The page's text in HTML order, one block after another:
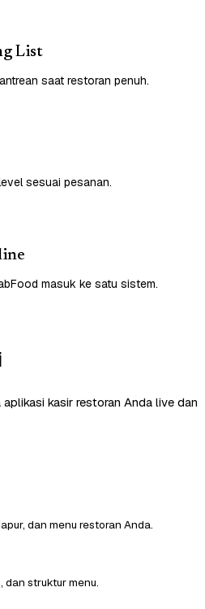
List
saat restoran penuh.
sesuai pesanan.
masuk ke satu sistem.
kasir restoran Anda live dan
dan menu restoran Anda.
dan struktur menu.